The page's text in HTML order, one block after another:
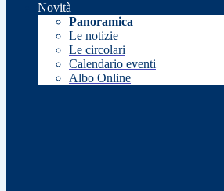
Novità
Panoramica
Le notizie
Le circolari
Calendario eventi
Albo Online